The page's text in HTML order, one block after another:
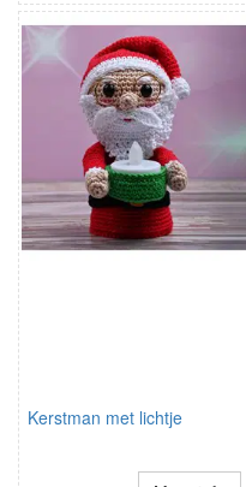
Kerstman met lichtje